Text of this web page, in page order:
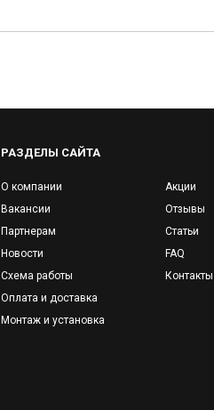
РАЗДЕЛЫ САЙТА
О компании
Вакансии
Партнерам
Новости
Схема работы
Оплата и доставка
Монтаж и установка
Акции
Отзывы
Статьи
FAQ
Контакты